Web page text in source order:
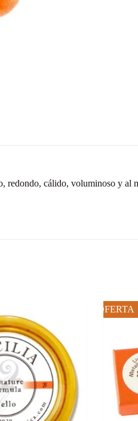
cálido, voluminoso y al
OFERTA